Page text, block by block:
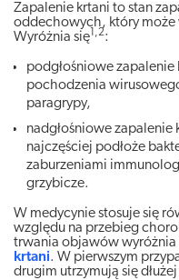
Zapalenie krtani to stan
oddechowych, który może
Wyróżnia się 1,2:
podgłośniowe zapalenie
pochodzenia
paragrypy,
nadgłośniowe zapalenie
najczęściej podłoże
zaburzeniami
grzybicze.
W medycynie stosuje się
względu na przebieg
trwania objawów wyróżnia
krtani. W pierwszym
drugim utrzymują się